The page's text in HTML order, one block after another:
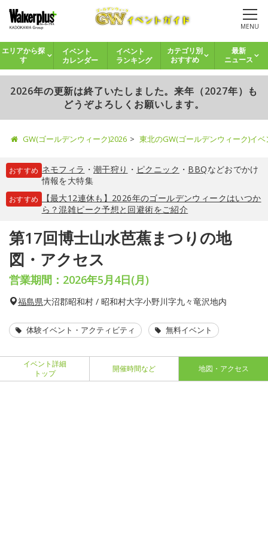
MENU
エリアから探
す
イベント
カレンダー
イベント
ランキング
カテゴリ別
おすすめ
最新
ニュース
2026年の更新は終了いたしました。来年（2027年）も
どうぞよろしくお願いします。
GW(ゴールデンウィーク)2026 東北のGW(ゴールデンウィーク)イ
おすすめ ネモフィラ ・ 潮干狩り ・ ピクニック ・ BBQなどおでかけ
情報を大特集
おすすめ
【最大12連休も】2026年のゴールデンウィークはいつか
ら？混雑ピーク予想と回避術をご紹介
第17回博士山水芭蕉まつりの地
図・アクセス
営業期間：2026年5月4日(月)
福島県大沼郡昭和村 / 昭和村大字小野川字九々竜沢地内
体験イベント・アクティビティ 無料イベント
イベント詳細
トップ
開催時間など 地図・アクセス